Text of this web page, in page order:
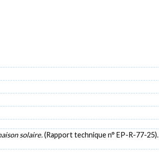
solaire.(Rapport technique n° EP-R-77-25).